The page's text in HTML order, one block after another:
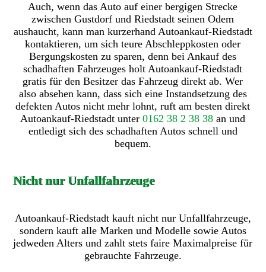
Auch, wenn das Auto auf einer bergigen Strecke
zwischen Gustdorf und Riedstadt seinen Odem
aushaucht, kann man kurzerhand Autoankauf-Riedstadt
kontaktieren, um sich teure Abschleppkosten oder
Bergungskosten zu sparen, denn bei Ankauf des
schadhaften Fahrzeuges holt Autoankauf-Riedstadt
gratis für den Besitzer das Fahrzeug direkt ab. Wer
also absehen kann, dass sich eine Instandsetzung des
defekten Autos nicht mehr lohnt, ruft am besten direkt
Autoankauf-Riedstadt unter0162 38 2 38 38 an und
entledigt sich des schadhaften Autos schnell und
bequem.
Nicht nur Unfallfahrzeuge
Autoankauf-Riedstadt kauft nicht nur Unfallfahrzeuge,
sondern kauft alle Marken und Modelle sowie Autos
jedweden Alters und zahlt stets faire Maximalpreise für
gebrauchte Fahrzeuge.